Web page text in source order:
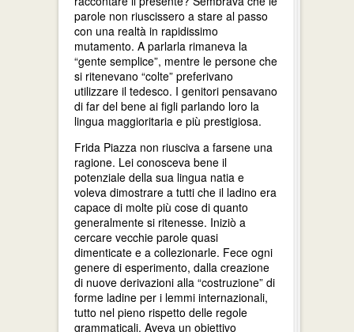
parole non riuscissero a stare al passo
con una realtà in rapidissimo
mutamento. A parlarla rimaneva la
“gente semplice”, mentre le persone che
si ritenevano “colte” preferivano
utilizzare il tedesco. I genitori pensavano
di far del bene ai figli parlando loro la
lingua maggioritaria e più prestigiosa.
Frida Piazza non riusciva a farsene una
ragione. Lei conosceva bene il
potenziale della sua lingua natia e
voleva dimostrare a tutti che il ladino era
capace di molte più cose di quanto
generalmente si ritenesse. Iniziò a
cercare vecchie parole quasi
dimenticate e a collezionarle. Fece ogni
genere di esperimento, dalla creazione
di nuove derivazioni alla “costruzione” di
forme ladine per i lemmi internazionali,
tutto nel pieno rispetto delle regole
grammaticali. Aveva un obiettivo